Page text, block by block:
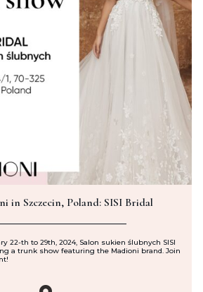
in Szczecin, Poland: SISI Bridal
22-th to 29th, 2024, Salon sukien ślubnych SISI
a trunk show featuring the Madioni brand. Join